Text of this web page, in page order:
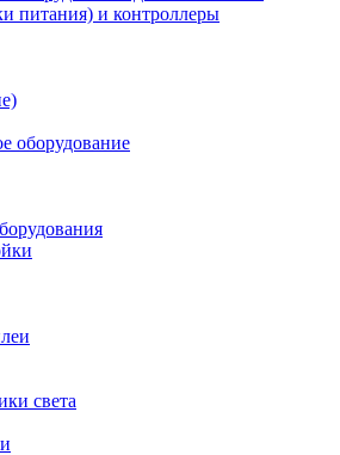
питания) и контроллеры
оборудование
света